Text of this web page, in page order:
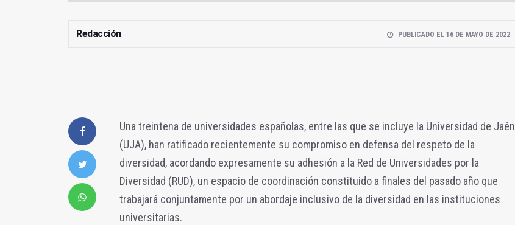
Redacción PUBLICADO EL 16 DE MAYO DE 2022
Una treintena de universidades españolas, entre las que se incluye la Universidad de Jaén
(UJA), han ratificado recientemente su compromiso en defensa del respeto de la
diversidad, acordando expresamente su adhesión a la Red de Universidades por la
Diversidad (RUD), un espacio de coordinación constituido a finales del pasado año que
trabajará conjuntamente por un abordaje inclusivo de la diversidad en las instituciones
universitarias.